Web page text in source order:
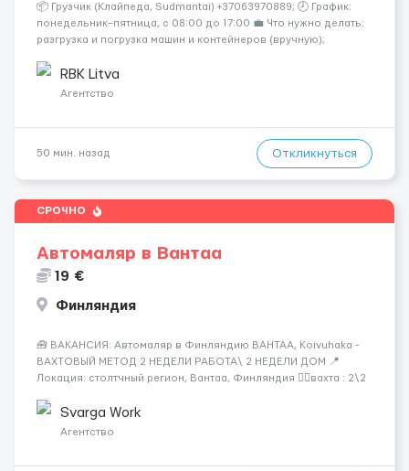
📦 Грузчик (Клайпеда, Sudmantai) +37063970889; 🕗 График:
понедельник–пятница, с 08:00 до 17:00 💼 Что нужно делать:
разгрузка и погрузка машин и контейнеров (вручную);
выполнение других поручений заведующего складом. ✅
Требования: ...
RBK Litva
Агентство
50 мин. назад Откликнуться
СРОЧНО
Автомаляр в Вантаа
19 €
Финляндия
🧰 ВАКАНСИЯ: Автомаляр в Финляндию ВАНТАА, Koivuhaka -
ВАХТОВЫЙ МЕТОД 2 НЕДЕЛИ РАБОТА\ 2 НЕДЕЛИ ДОМ 📍
Локация: столтчный регион, Вантаа, Финляндия 👌🏻вахта : 2\2
час брутто 🏠 Жильё: предоставляется БЕСПЛАТНО 📞
Контакт: +3725672...
Svarga Work
Агентство